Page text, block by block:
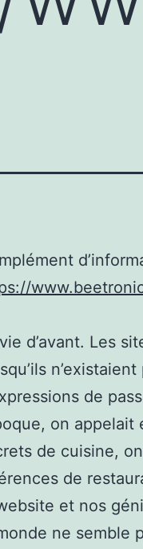
d’avant. Les
de
on
de cuisine,
de
et nos
ne semble